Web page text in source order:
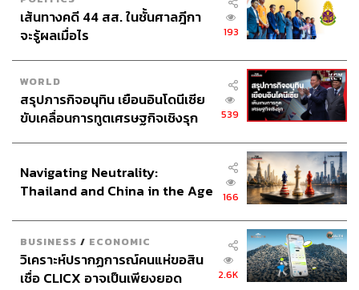
เส้นทางคดี 44 สส. ในชั้นศาลฎีกา
จะรู้ผลเมื่อไร
193
WORLD
สรุปภารกิจอนุทิน เยือนอินโดนีเซีย
ขับเคลื่อนการทูตเศรษฐกิจเชิงรุก
539
Navigating Neutrality:
Thailand and China in the Age
166
BUSINESS / ECONOMIC
วิเคราะห์ปรากฏการณ์คนแห่ขอสิน
เชื่อ CLICX อาจเป็นเพียงยอด
2.6K